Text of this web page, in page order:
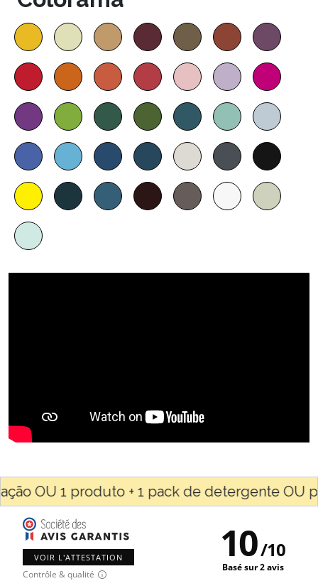
1 produto + 1 pack de detergente OU
VOIR L'ATTESTATION
Contrôle & qualité
10/10
Basé sur 2 avis